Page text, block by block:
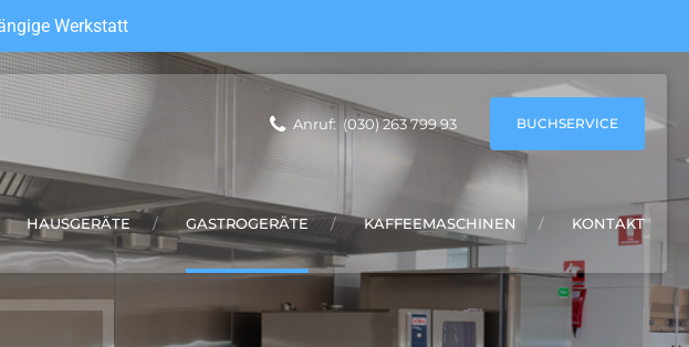
Werkstatt
Anruf: (030) 263 799 93 BUCHSERVICE
HAUSGERÄTE GASTROGERÄTE KAFFEEMASCHINEN KONTAKT